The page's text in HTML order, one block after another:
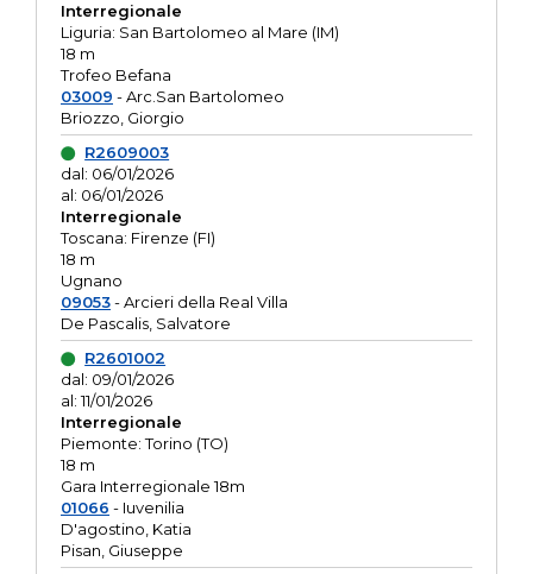
Interregionale
Liguria: San Bartolomeo al Mare (IM)
18 m
Trofeo Befana
03009 - Arc.San Bartolomeo
Briozzo, Giorgio
R2609003
dal: 06/01/2026
al: 06/01/2026
Interregionale
Toscana: Firenze (FI)
18 m
Ugnano
09053- Arcieri della Real Villa
De Pascalis, Salvatore
R2601002
dal: 09/01/2026
al: 11/01/2026
Interregionale
Piemonte: Torino (TO)
18 m
Gara Interregionale 18m
01066 - Iuvenilia
D'agostino, Katia
Pisan, Giuseppe